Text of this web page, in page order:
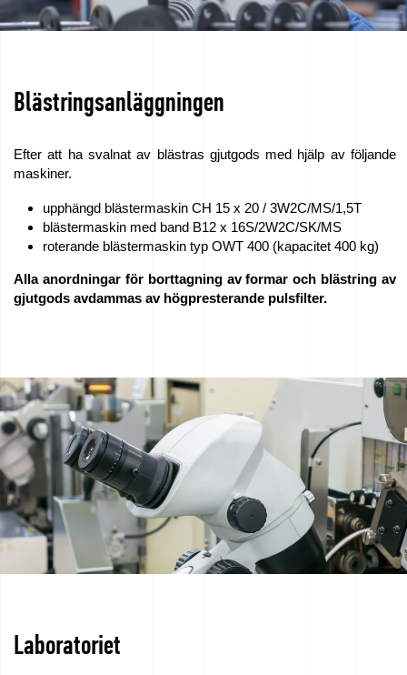
Blästringsanläggningen
Efter att ha svalnat av blästras gjutgods med hjälp av följande
maskiner.
upphängd blästermaskin CH 15 x 20 / 3W2C/MS/1,5T
blästermaskin med band B12 x 16S/2W2C/SK/MS
roterande blästermaskin typ OWT 400 (kapacitet 400 kg)
Alla anordningar för borttagning av formar och blästring av
gjutgods avdammas av högpresterande pulsfilter.
Laboratoriet